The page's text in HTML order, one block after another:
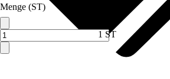
Menge (ST)
1 ST